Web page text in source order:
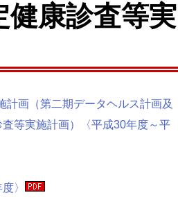
健康診査等実
計画（第二期データヘルス計画及
等実施計画）〈平成30年度～平
〉